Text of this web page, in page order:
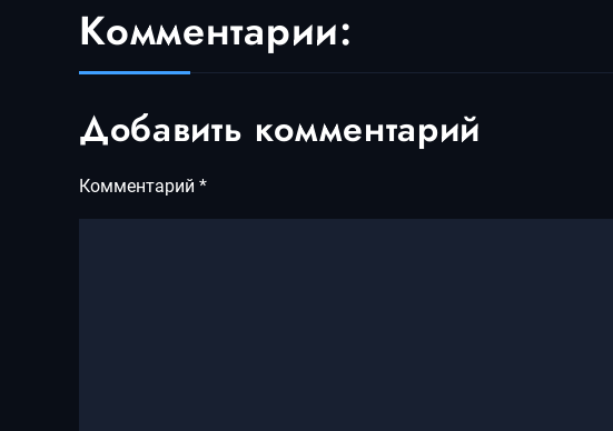
Комментарии:
Добавить комментарий
Комментарий*